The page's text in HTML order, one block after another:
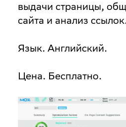
выдачи страницы,
сайта и анализ
Язык. Английский.
Цена. Бесплатно.